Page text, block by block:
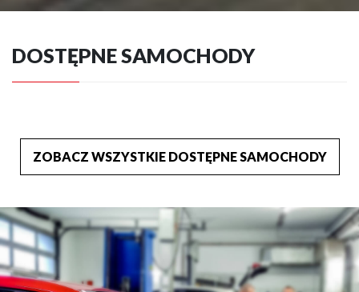
DOSTĘPNE SAMOCHODY
ZOBACZ WSZYSTKIE DOSTĘPNE SAMOCHODY